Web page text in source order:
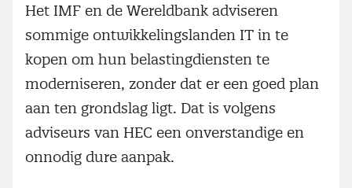
Het IMF en de Wereldbank adviseren
sommige ontwikkelingslanden IT in te
kopen om hun belastingdiensten te
moderniseren, zonder dat er een goed plan
aan ten grondslag ligt. Dat is volgens
adviseurs van HEC een onverstandige en
onnodig dure aanpak.